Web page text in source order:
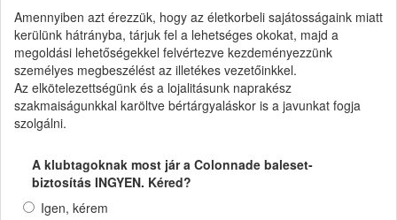
Amennyiben azt érezzük, hogy az életkorbeli sajátosságaink miatt
kerülünk hátrányba, tárjuk fel a lehetséges okokat, majd a
megoldási lehetőségekkel felvértezve kezdeményezzünk
személyes megbeszélést az illetékes vezetőinkkel.
Az elkötelezettségünk és a lojalitásunk naprakész
szakmaiságunkkal karöltve bértárgyaláskor is a javunkat fogja
szolgálni.
A klubtagoknak most jár a Colonnade baleset-
biztosítás INGYEN. Kéred?
Igen, kérem